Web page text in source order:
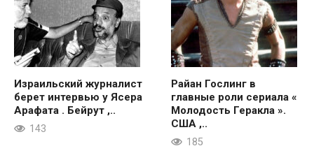
Израильский журналист
берет интервью у Ясера
Арафата . Бейрут ,..
143
Райан Гослинг в
главные роли сериала «
Молодость Геракла ».
США ,..
185